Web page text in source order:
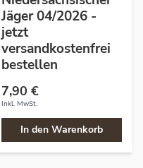
Jäger 04/2026 -
jetzt
versandkostenfrei
bestellen
7,90 €
Inkl. MwSt.
In den Warenkorb